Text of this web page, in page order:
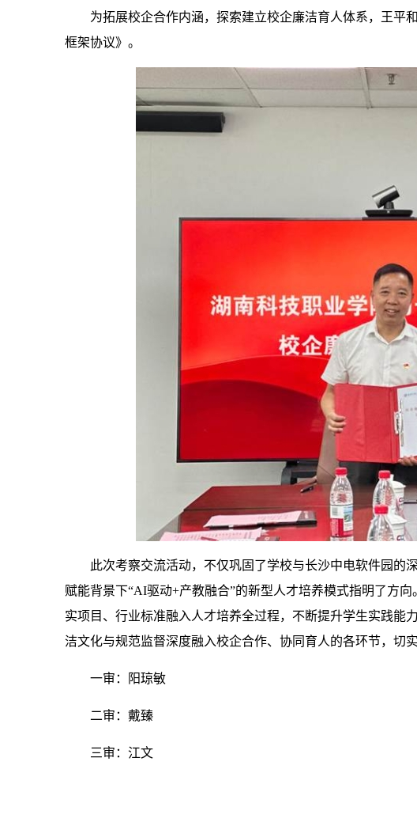
为拓展校企合作内涵，探索建立校企廉洁育人体系，王平
框架协议》。
此次考察交流活动，不仅巩固了学校与长沙中电软件园的
赋能背景下“AI驱动+产教融合”的新型人才培养模式指明了方
实项目、行业标准融入人才培养全过程，不断提升学生实践能
洁文化与规范监督深度融入校企合作、协同育人的各环节，切
一审：阳琼敏
二审：戴臻
三审：江文